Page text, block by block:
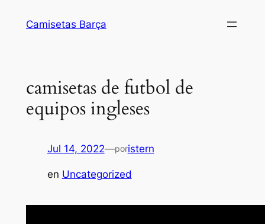
Camisetas Barça
camisetas de futbol de
equipos ingleses
Jul 14, 2022—poristern
en Uncategorized